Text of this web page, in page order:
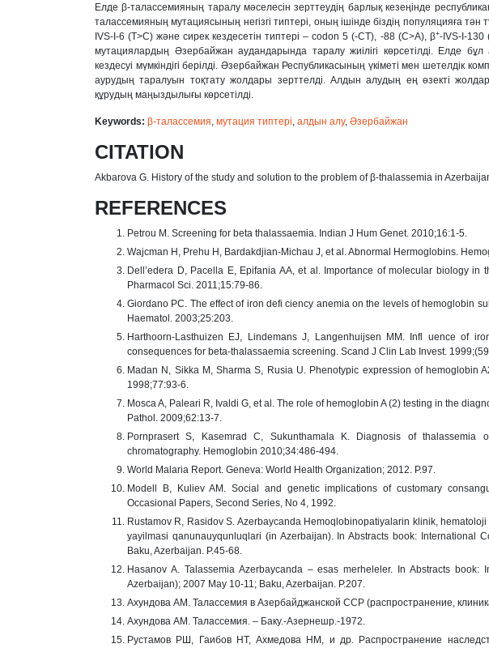
Елде β-талассемияның таралу мəселесін зерттеудің барлық кезеңінде
талассемияның мутациясының негізгі типтері, оның ішінде біздің популяцияға
IVS-I-6 (T>C) жəне сирек кездесетін типтері – codon 5 (-CT), -88 (C>A), β+-IVS-I-130
мутациялардың Əзербайжан аудандарында таралу жиілігі көрсетілді. Елде
кездесуі мүмкіндігі берілді. Əзербайжан Республикасының үкіметі мен шетелдік
аурудың таралуын тоқтату жолдары зерттелді. Алдын алудың ең өзекті
құрудың маңыздылығы көрсетілді.
Keywords: β-талассемия, мутация типтері, алдын алу, Əзербайжан
CITATION
Akbarova G. History of the study and solution to the problem of β-thalassemia in
REFERENCES
Petrou M. Screening for beta thalassaemia. Indian J Hum Genet. 2010;16:1-5.
Wajcman H, Prehu H, Bardakdjian-Michau J, et al. Abnormal Hermoglobins.
Dell’edera D, Pacella E, Epifania AA, et al. Importance of molecular biology in
Pharmacol Sci. 2011;15:79-86.
Giordano PC. The effect of iron defi ciency anemia on the levels of hemoglobin
Haematol. 2003;25:203.
Harthoorn-Lasthuizen EJ, Lindemans J, Langenhuijsen MM. Infl uence of
consequences for beta-thalassaemia screening. Scand J Clin Lab Invest.
Madan N, Sikka M, Sharma S, Rusia U. Phenotypic expression of hemoglobin
1998;77:93-6.
Mosca A, Paleari R, Ivaldi G, et al. The role of hemoglobin A (2) testing in the
Pathol. 2009;62:13-7.
Pornprasert S, Kasemrad C, Sukunthamala K. Diagnosis of
chromatography. Hemoglobin 2010;34:486-494.
World Malaria Report. Geneva: World Health Organization; 2012. P.97.
Modell B, Kuliev AM. Social and genetic implications of customary
Occasional Papers, Second Series, No 4, 1992.
Rustamov R, Rasidov S. Azerbaycanda Hemoqlobinopatiyalarin klinik,
yayilmasi qanunauyqunluqlari (in Azerbaijan). In Abstracts book: International
Baku, Azerbaijan. P.45-68.
Hasanov A. Talassemia Azerbaycanda – esas merheleler. In Abstracts
Azerbaijan); 2007 May 10-11; Baku, Azerbaijan. P.207.
Ахундова АМ. Талассемия в Азербайджанской ССР (распространение,
Ахундова АМ. Талассемия. – Баку.-Азернешр.-1972.
Рустамов РШ, Гаибов НТ, Ахмедова НМ, и др. Распространение